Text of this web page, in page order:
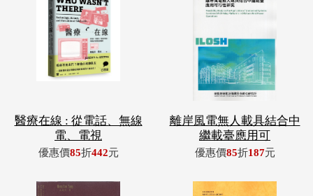
醫療在線 : 從電話、無線
電、電視
優惠價85折442元
離岸風電無人載具結合中
繼載臺應用可
優惠價85折187元